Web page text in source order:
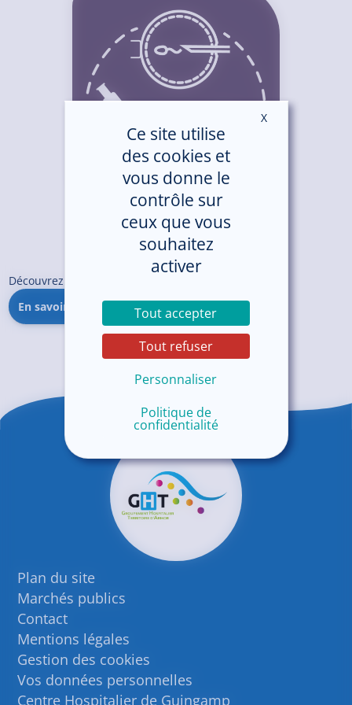
Découvrez le Centre de Fertilité d’Armor
En savoir +
Plan du site
Marchés publics
Contact
Mentions légales
Gestion des cookies
Vos données personnelles
Centre Hospitalier de Guingamp
Ce site utilise
des cookies et
vous donne le
contrôle sur
ceux que vous
souhaitez
activer
Tout accepter
Tout refuser
Personnaliser
Politique de
confidentialité
XMasquer le